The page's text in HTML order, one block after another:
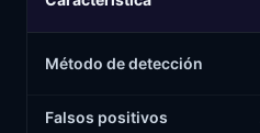
Método de detección
Falsos positivos